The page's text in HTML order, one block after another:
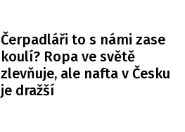
Čerpadláři to s námi zase
koulí? Ropa ve světě
zlevňuje, ale nafta v Česku
je dražší